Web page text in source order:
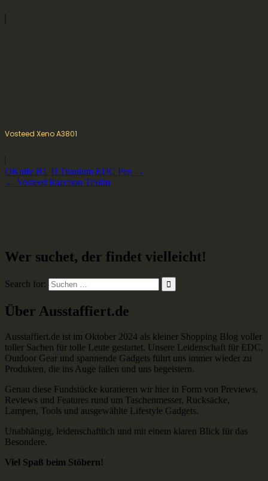
Vosteed Xeno A3801
Beitragsnavigation
OKnife B1 Ti Titanium EDC Pen →
← Vosteed Raccoon TiSlim
Wer suchet, der findet vielleicht!
Search for:
Über Ausstaffiert.de
Ausstaffiert.de ist im Oktober 2024 als kleiner Shopping Blog voller
toller Sachen für tolle Leute gestartet. Unsere Leidenschaft für EDC,
Outdoor Gear und spannende Gadgets führt uns immer wieder zu
Produkten, die ins Auge fallen und uns begeistern.
Genau diese Fundstücke kuratieren wir hier in Form von Previews,
Reviews und Features rund um Taschenmesser, Rucksäcke,
Lampen, Tools und ausgewählte Lifestyle Gadgets.
Unabhängig, leidenschaftlich und mit einem klaren Blick für das
Besondere.
Viel Spaß beim Stöbern!